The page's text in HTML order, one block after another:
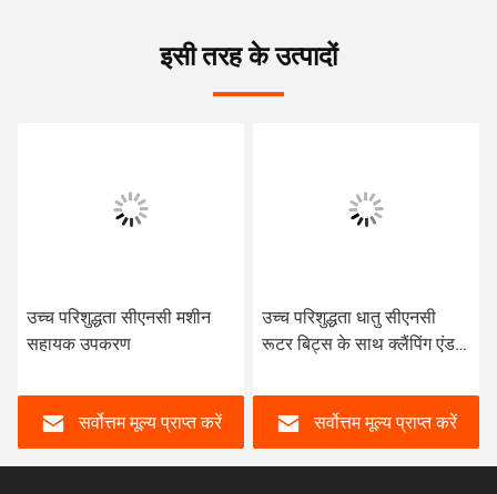
इसी तरह के उत्पादों
उच्च परिशुद्धता सीएनसी मशीन
सहायक उपकरण
सर्वोत्तम मूल्य प्राप्त करें
उच्च परिशुद्धता धातु सीएनसी
रूटर बिट्स के साथ क्लैंपिंग एंड
सर्वोत्तम मूल्य प्राप्त करें